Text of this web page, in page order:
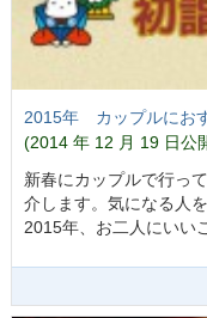
2015年 カップルにお
(2014 年 12 月 19 日公
新春にカップルで行っ
介します。気になる人
2015年、お二人にいい